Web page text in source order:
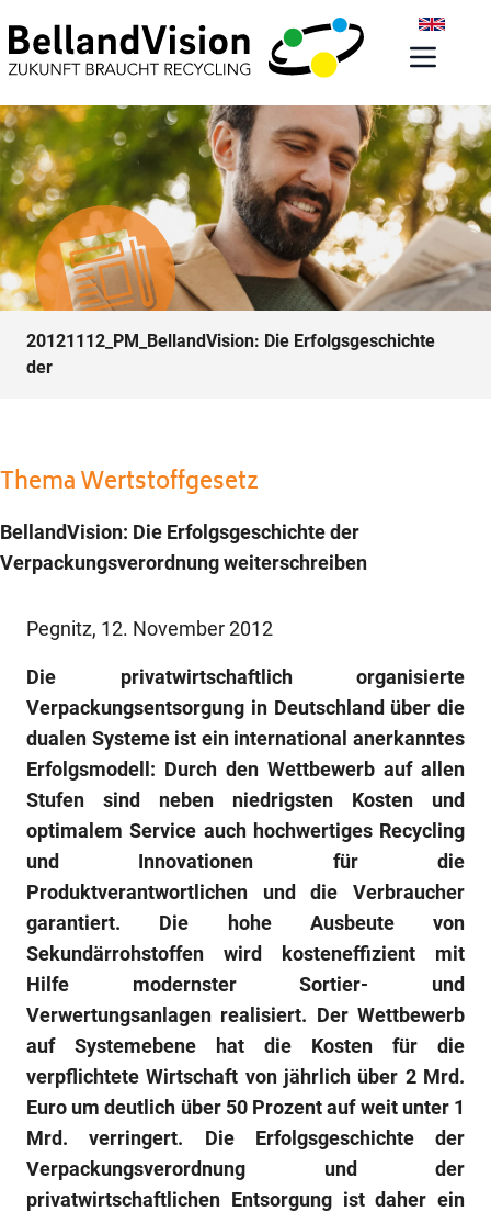
20121112_PM_BellandVision: Die Erfolgsgeschichte
der
Thema Wertstoffgesetz
BellandVision: Die Erfolgsgeschichte der
Verpackungsverordnung weiterschreiben
Pegnitz, 12. November 2012
Die privatwirtschaftlich organisierte
Verpackungsentsorgung in Deutschland über die
dualen Systeme ist ein international anerkanntes
Erfolgsmodell: Durch den Wettbewerb auf allen
Stufen sind neben niedrigsten Kosten und
optimalem Service auch hochwertiges Recycling
und Innovationen für die
Produktverantwortlichen und die Verbraucher
garantiert. Die hohe Ausbeute von
Sekundärrohstoffen wird kosteneffizient mit
Hilfe modernster Sortier- und
Verwertungsanlagen realisiert. Der Wettbewerb
auf Systemebene hat die Kosten für die
verpflichtete Wirtschaft von jährlich über 2 Mrd.
Euro um deutlich über 50 Prozent auf weit unter 1
Mrd. verringert. Die Erfolgsgeschichte der
Verpackungsverordnung und der
privatwirtschaftlichen Entsorgung ist daher ein